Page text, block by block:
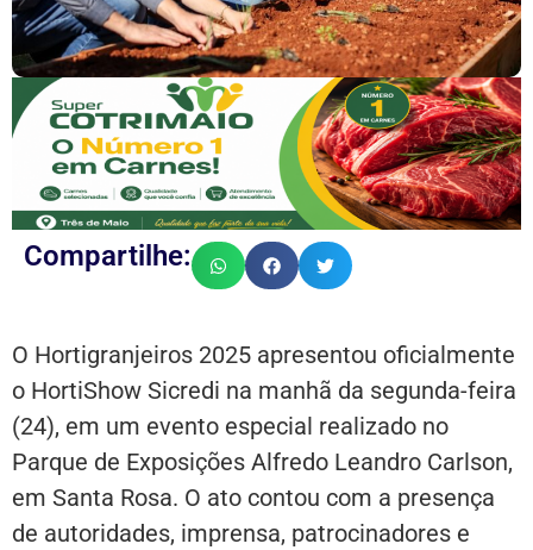
Compartilhe:
O Hortigranjeiros 2025 apresentou oficialmente
o HortiShow Sicredi na manhã da segunda-feira
(24), em um evento especial realizado no
Parque de Exposições Alfredo Leandro Carlson,
em Santa Rosa. O ato contou com a presença
de autoridades, imprensa, patrocinadores e